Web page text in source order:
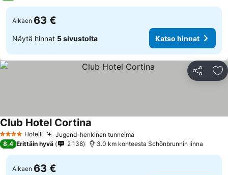
Alkaen 63 €
Näytä hinnat 5 sivustolta Katso hinnat
Jaa
4 Tähtiluokitus
Hotelli Jugend-henkinen tunnelma
Club Hotel Cortina
8,4 Erittäin hyvä 2 138 3.0 km kohteesta Schönbrunnin linna
Alkaen 63 €